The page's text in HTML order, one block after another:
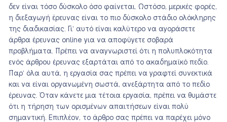
δεν είναι τόσο δύσκολο όσο φαίνεται. Ωστόσο, μερικές φορές,
η διεξαγωγή έρευνας είναι το πιο δύσκολο στάδιο ολόκληρης
της διαδικασίας. Γι’ αυτό είναι καλύτερο να αγοράσετε
άρθρα έρευνας online για να αποφύγετε σοβαρά
προβλήματα. Πρέπει να αναγνωριστεί ότι η πολυπλοκότητα
ενός άρθρου έρευνας εξαρτάται από το ακαδημαϊκό πεδίο.
Παρ’ όλα αυτά, η εργασία σας πρέπει να γραφτεί συνεκτικά
και να είναι οργανωμένη σωστά, ανεξάρτητα από το πεδίο
έρευνας. Όταν κάνετε μια τέτοια εργασία, πρέπει να θυμάστε
ότι η τήρηση των ορισμένων απαιτήσεων είναι πολύ
σημαντική. Επιπλέον, το άρθρο σας πρέπει να παρέχει μόνο